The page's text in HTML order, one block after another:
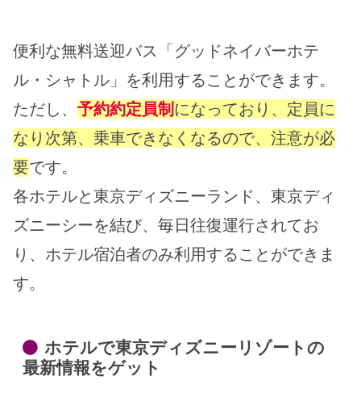
便利な無料送迎バス「グッドネイバーホテ
ル・シャトル」を利用することができます。
ただし、 予約約定員制 になっており、定員に
なり次第、乗車できなくなるので、注意が必
要です。
各ホテルと東京ディズニーランド、東京ディ
ズニーシーを結び、毎日往復運行されてお
り、ホテル宿泊者のみ利用することができま
す。
ホテルで東京ディズニーリゾートの
最新情報をゲット